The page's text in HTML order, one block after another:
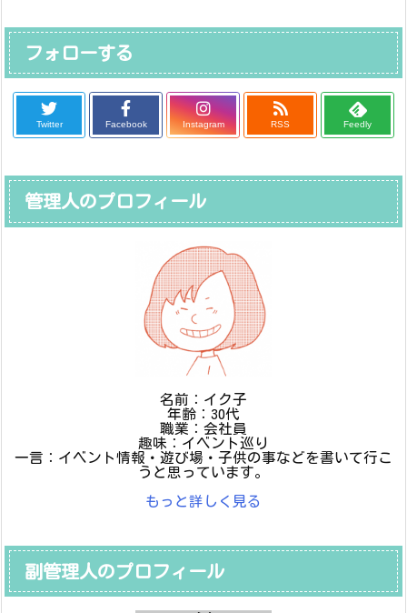
フォローする
Twitter Facebook Instagram RSS Feedly
管理人のプロフィール
名前：イク子
年齢：30代
職業：会社員
趣味：イベント巡り
一言：イベント情報・遊び場・子供の事などを書いて行こ
うと思っています。
もっと詳しく見る
副管理人のプロフィール